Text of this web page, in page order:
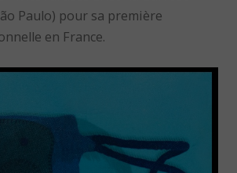
Paulo) pour sa première
en France.